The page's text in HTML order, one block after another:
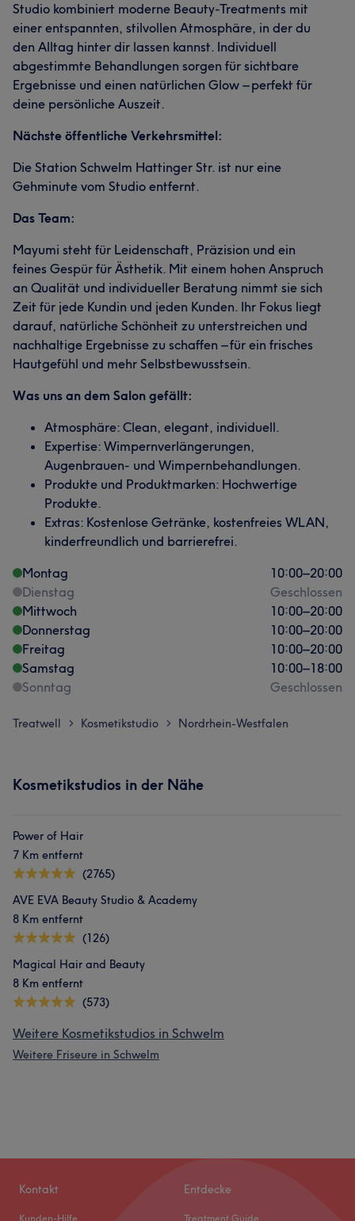
Studio kombiniert moderne Beauty-Treatments mit
einer entspannten, stilvollen Atmosphäre, in der du
den Alltag hinter dir lassen kannst. Individuell
abgestimmte Behandlungen sorgen für sichtbare
Ergebnisse und einen natürlichen Glow – perfekt für
deine persönliche Auszeit.
Nächste öffentliche Verkehrsmittel:
Die Station Schwelm Hattinger Str. ist nur eine
Gehminute vom Studio entfernt.
Das Team:
Mayumi steht für Leidenschaft, Präzision und ein
feines Gespür für Ästhetik. Mit einem hohen Anspruch
an Qualität und individueller Beratung nimmt sie sich
Zeit für jede Kundin und jeden Kunden. Ihr Fokus liegt
darauf, natürliche Schönheit zu unterstreichen und
nachhaltige Ergebnisse zu schaffen – für ein frisches
Hautgefühl und mehr Selbstbewusstsein.
Was uns an dem Salon gefällt:
Atmosphäre: Clean, elegant, individuell.
Expertise: Wimpernverlängerungen,
Augenbrauen- und Wimpernbehandlungen.
Produkte und Produktmarken: Hochwertige
Produkte.
Extras: Kostenlose Getränke, kostenfreies WLAN,
kinderfreundlich und barrierefrei.
Montag
10:00–20:00
Dienstag
Geschlossen
Mittwoch
10:00–20:00
Donnerstag
10:00–20:00
Freitag
10:00–20:00
Samstag
10:00–18:00
Sonntag
Geschlossen
Treatwell > Kosmetikstudio > Nordrhein-Westfalen
Kosmetikstudios in der Nähe
Power of Hair
7 Km entfernt
(2765)
AVE EVA Beauty Studio & Academy
8 Km entfernt
(126)
Magical Hair and Beauty
8 Km entfernt
(573)
Weitere Kosmetikstudios in Schwelm
Weitere Friseure in Schwelm
Kontakt
Kunden-Hilfe
Entdecke
Treatment Guide